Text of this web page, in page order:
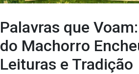
Palavras que
do Machorro
Leituras e Tradição